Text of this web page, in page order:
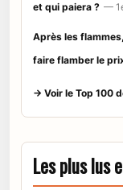
et qui paiera ? —
Après les
faire flamber le
→ Voir le Top 100
Les plus lus